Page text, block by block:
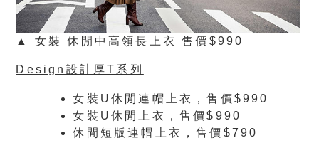
▲ 女裝 休閒中高領長上衣 售價$990
Design 設計厚T系列
女裝U休閒連帽上衣，售價$990
女裝U休閒上衣，售價$990
休閒短版連帽上衣，售價$790